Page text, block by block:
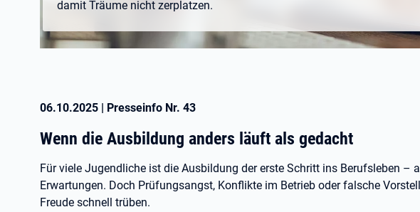
damit Träume nicht zerplatzen.
06.10.2025 | Presseinfo Nr. 43
Wenn die Ausbildung anders läuft als gedacht
Für viele Jugendliche ist die Ausbildung der erste Schritt ins Berufsleben –
Erwartungen. Doch Prüfungsangst, Konflikte im Betrieb oder falsche
Freude schnell trüben.